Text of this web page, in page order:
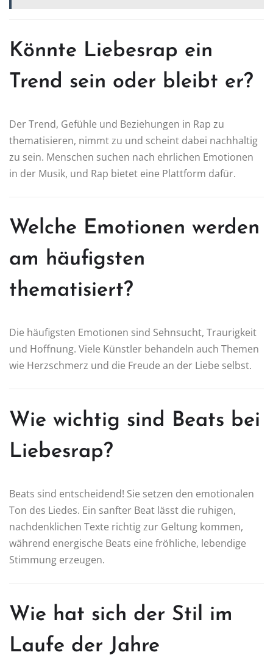
Könnte Liebesrap ein
Trend sein oder bleibt er?
Der Trend, Gefühle und Beziehungen in Rap zu
thematisieren, nimmt zu und scheint dabei nachhaltig
zu sein. Menschen suchen nach ehrlichen Emotionen
in der Musik, und Rap bietet eine Plattform dafür.
Welche Emotionen werden
am häufigsten
thematisiert?
Die häufigsten Emotionen sind Sehnsucht, Traurigkeit
und Hoffnung. Viele Künstler behandeln auch Themen
wie Herzschmerz und die Freude an der Liebe selbst.
Wie wichtig sind Beats bei
Liebesrap?
Beats sind entscheidend! Sie setzen den emotionalen
Ton des Liedes. Ein sanfter Beat lässt die ruhigen,
nachdenklichen Texte richtig zur Geltung kommen,
während energische Beats eine fröhliche, lebendige
Stimmung erzeugen.
Wie hat sich der Stil im
Laufe der Jahre